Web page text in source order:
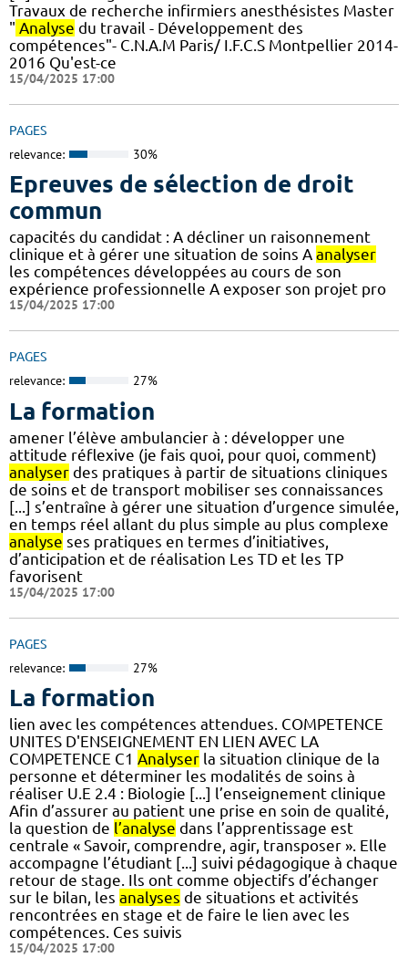
Travaux de recherche infirmiers anesthésistes Master
" Analyse du travail - Développement des
compétences"- C.N.A.M Paris/ I.F.C.S Montpellier 2014-
2016 Qu'est-ce
15/04/2025 17:00
PAGES
relevance: 30%
Epreuves de sélection de droit
commun
capacités du candidat : A décliner un raisonnement
clinique et à gérer une situation de soins A analyser
les compétences développées au cours de son
expérience professionnelle A exposer son projet pro
15/04/2025 17:00
PAGES
relevance: 27%
La formation
amener l’élève ambulancier à : développer une
attitude réflexive (je fais quoi, pour quoi, comment)
analyser des pratiques à partir de situations cliniques
de soins et de transport mobiliser ses connaissances
[...] s’entraîne à gérer une situation d’urgence simulée,
en temps réel allant du plus simple au plus complexe
analyse ses pratiques en termes d’initiatives,
d’anticipation et de réalisation Les TD et les TP
favorisent
15/04/2025 17:00
PAGES
relevance: 27%
La formation
lien avec les compétences attendues. COMPETENCE
UNITES D'ENSEIGNEMENT EN LIEN AVEC LA
COMPETENCE C1 Analyser la situation clinique de la
personne et déterminer les modalités de soins à
réaliser U.E 2.4 : Biologie [...] l’enseignement clinique
Afin d’assurer au patient une prise en soin de qualité,
la question de l’analyse dans l’apprentissage est
centrale « Savoir, comprendre, agir, transposer ». Elle
accompagne l’étudiant [...] suivi pédagogique à chaque
retour de stage. Ils ont comme objectifs d’échanger
sur le bilan, les analyses de situations et activités
rencontrées en stage et de faire le lien avec les
compétences. Ces suivis
15/04/2025 17:00